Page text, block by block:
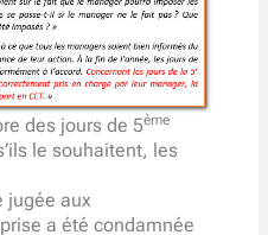
des jours de 5ème
le souhaitent, les
jugée aux
a été condamnée